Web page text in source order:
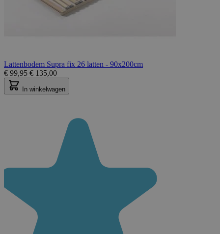
Lattenbodem Supra fix 26 latten - 90x200cm
€ 99,95 € 135,00
In winkelwagen